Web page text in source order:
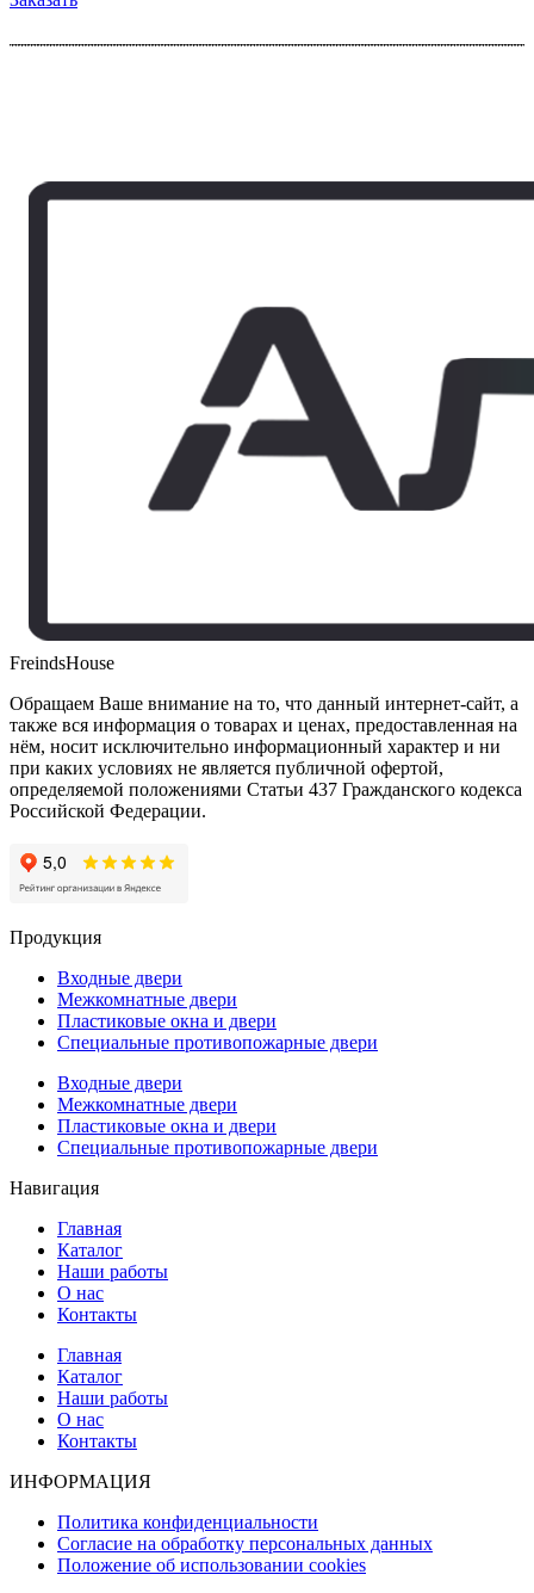
FreindsHouse
Обращаем Ваше внимание на то, что данный интернет-сайт, а
также вся информация о товарах и ценах, предоставленная на
нём, носит исключительно информационный характер и ни
при каких условиях не является публичной офертой,
определяемой положениями Статьи 437 Гражданского кодекса
Российской Федерации.
Продукция
Входные двери
Межкомнатные двери
Пластиковые окна и двери
Специальные противопожарные двери
Входные двери
Межкомнатные двери
Пластиковые окна и двери
Специальные противопожарные двери
Навигация
Главная
Каталог
Наши работы
О нас
Контакты
Главная
Каталог
Наши работы
О нас
Контакты
ИНФОРМАЦИЯ
Политика конфиденциальности
Согласие на обработку персональных данных
Положение об использовании cookies